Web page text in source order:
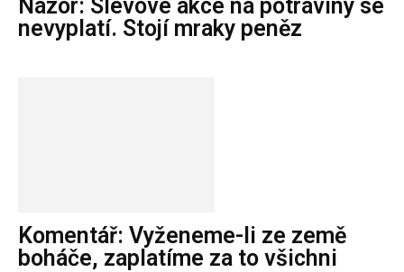
Názor: Slevové akce na potraviny se
nevyplatí. Stojí mraky peněz
Komentář: Vyženeme-li ze země
boháče, zaplatíme za to všichni